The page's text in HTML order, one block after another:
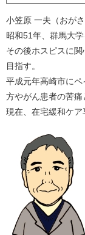
小笠原 一夫（おがさ
昭和51年、群馬大
その後ホスピスに
目指す。
平成元年高崎市に
方やがん患者の苦痛
現在、在宅緩和ケア